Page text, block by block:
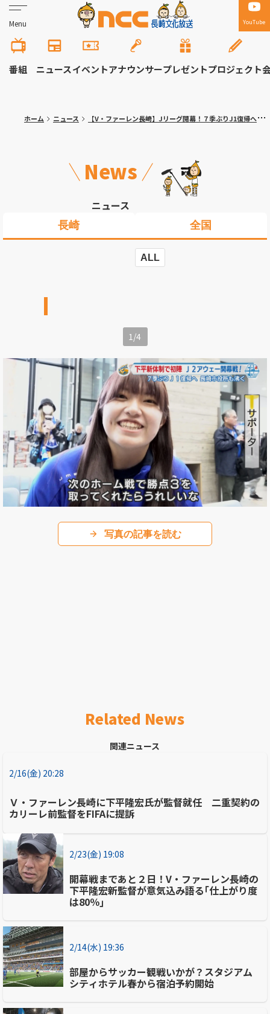
Menu YouTube
番組 ニュースイベントアナウンサープレゼントプロジェクト
ホーム ニュース 【V・ファーレン長崎】Jリーグ開幕！７季ぶりJ1復帰へ 下平隆宏新監督の元、新生V・ファーレンの初陣
News
ニュース
長崎 全国
ALL
1/4
写真の記事を読む
Related News
関連ニュース
2/16(金) 20:28
Ｖ・ファーレン長崎に下平隆宏氏が監督就任 二重契約の
カリーレ前監督をFIFAに提訴
2/23(金) 19:08
開幕戦まであと２日！V・ファーレン長崎の
下平隆宏新監督が意気込み語る｢仕上がり度
は80％｣
2/14(水) 19:36
部屋からサッカー観戦いかが？スタジアム
シティホテル春から宿泊予約開始